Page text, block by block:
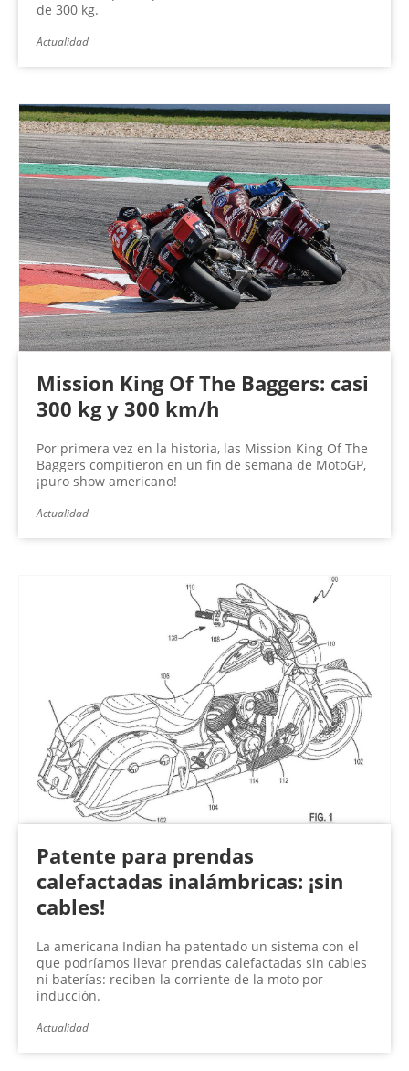
de 300 kg.
Actualidad
Mission King Of The Baggers: casi
300 kg y 300 km/h
Por primera vez en la historia, las Mission King Of The
Baggers compitieron en un fin de semana de MotoGP,
¡puro show americano!
Actualidad
Patente para prendas
calefactadas inalámbricas: ¡sin
cables!
La americana Indian ha patentado un sistema con el
que podríamos llevar prendas calefactadas sin cables
ni baterías: reciben la corriente de la moto por
inducción.
Actualidad